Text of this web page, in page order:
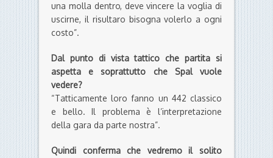
una molla dentro, deve vincere la voglia di
uscirne, il risultaro bisogna volerlo a ogni
costo”.
Dal punto di vista tattico che partita si
aspetta e soprattutto che Spal vuole
vedere?
“Tatticamente loro fanno un 442 classico
e bello. Il problema è l’interpretazione
della gara da parte nostra”.
Quindi conferma che vedremo il solito